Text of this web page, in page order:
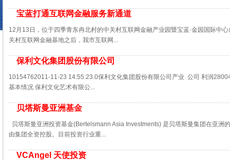
宝蓝打通互联网金融服务新通道
12月13日，位于四季青东冉北村的中关村互联网金融产业园暨宝蓝·金园国际中
关村互联网金融基地之后，我市互联网...
保利文化集团股份有限公司
10154762011-11-23 14:55:23.0保利文化集团股份有限公司产业 公司 利润
基本情况 保利文化艺术有限公...
贝塔斯曼亚洲基金
贝塔斯曼亚洲投资基金(Bertelsmann Asia Investments) 是贝塔斯曼集团在亚洲
由集团全资控股。目前投资行业重...
VCAngel 天使投资